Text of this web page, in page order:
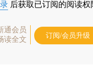
后获取已订阅的阅读权
通会员
读全文
订阅/会员升级